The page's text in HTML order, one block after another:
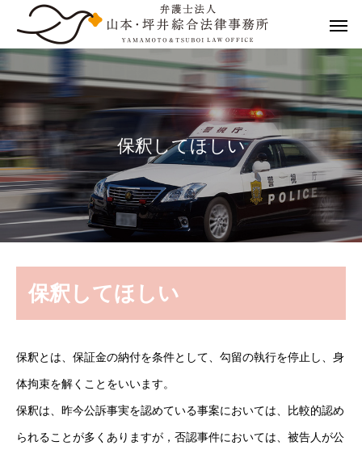
保釈してほしい
保釈してほしい
保釈とは、保証金の納付を条件として、勾留の執行を停止し、身
体拘束を解くことをいいます。
保釈は、昨今公訴事実を認めている事案においては、比較的認め
られることが多くありますが，否認事件においては、被告人が公